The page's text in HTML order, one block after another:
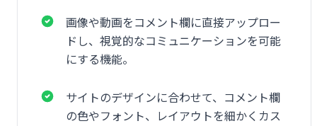
画像や動画をコメント欄に直接アップロー
ドし、視覚的なコミュニケーションを可能
にする機能。
サイトのデザインに合わせて、コメント欄
の色やフォント、レイアウトを細かくカス